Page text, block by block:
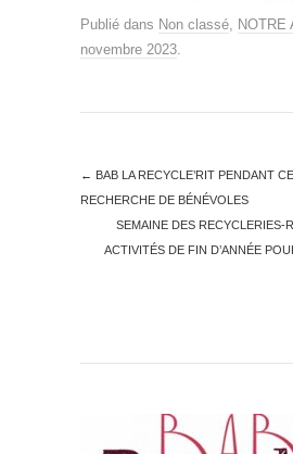
Publié dans Non classé, NOTRE
novembre 2023.
← BAB LA RECYCLE’RIT PENDANT
RECHERCHE DE BÉNÉVOLES
SEMAINE DES RECYCLERIES-
ACTIVITÉS DE FIN D’ANNÉE